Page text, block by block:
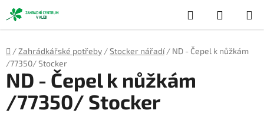
Přejít
na
obsah
Hledat
KOŠÍK
Domů
/ Zahrádkářské potřeby /Stocker nářadí / ND - Čepel k nůžkám
/77350/ Stocker
ND - Čepel k nůžkám
/77350/ Stocker